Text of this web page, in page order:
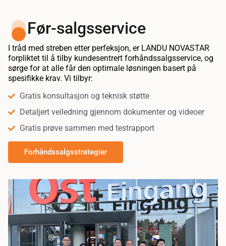
Før-salgsservice
I tråd med streben etter perfeksjon, er LANDU NOVASTAR
forpliktet til å tilby kundesentrert forhåndssalgsservice, og
sørge for at alle får den optimale løsningen basert på
spesifikke krav. Vi tilbyr:
Gratis konsultasjon og teknisk støtte
Detaljert veiledning gjennom dokumenter og videoer
Gratis prøve sammen med testrapport
Forhåndssalgsstrategier